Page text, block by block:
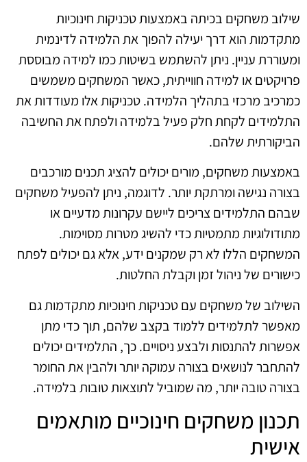
שילוב משחקים בכיתה באמצעות טכניקות חינוכיות
מתקדמות הוא דרך יעילה להפוך את הלמידה לדינמית
ומעוררת עניין. ניתן להשתמש בשיטות כמו למידה מבוססת
פרויקטים או למידה חווייתית, כאשר המשחקים משמשים
כמרכיב מרכזי בתהליך הלמידה. טכניקות אלו מעודדות את
התלמידים לקחת חלק פעיל בלמידה ולפתח את החשיבה
הביקורתית שלהם.
באמצעות משחקים, מורים יכולים להציג תכנים מורכבים
בצורה נגישה ומרתקת יותר. לדוגמה, ניתן להפעיל משחקים
שבהם התלמידים צריכים ליישם עקרונות מדעיים או
מתודולוגיות מתמטיות כדי להשיג מטרות מסוימות.
המשחקים הללו לא רק שמקנים ידע, אלא גם יכולים לפתח
כישורים של ניהול זמן וקבלת החלטות.
השילוב של משחקים עם טכניקות חינוכיות מתקדמות גם
מאפשר לתלמידים ללמוד בקצב שלהם, תוך כדי מתן
אפשרות להתנסות ולבצע ניסויים. כך, התלמידים יכולים
להתחבר לנושאים בצורה עמוקה יותר ולהבין את החומר
בצורה טובה יותר, מה שמוביל לתוצאות טובות בלמידה.
תכנון משחקים חינוכיים מותאמים
אישית